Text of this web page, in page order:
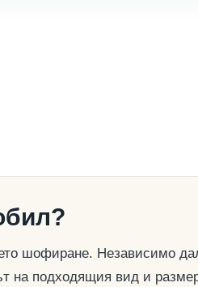
шофиране. Независимо
на подходящия вид и